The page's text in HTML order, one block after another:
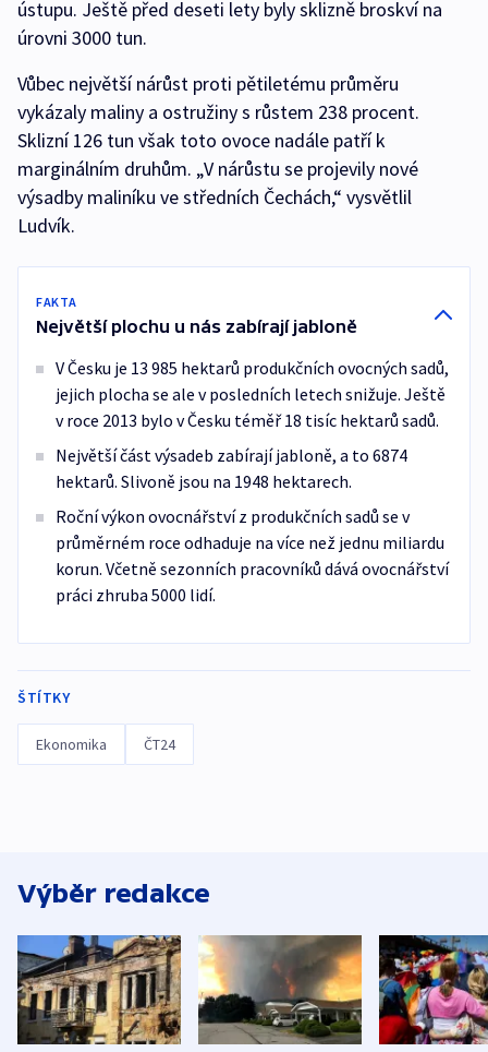
ústupu. Ještě před deseti lety byly sklizně broskví na
úrovni 3000 tun.
Vůbec největší nárůst proti pětiletému průměru
vykázaly maliny a ostružiny s růstem 238 procent.
Sklizní 126 tun však toto ovoce nadále patří k
marginálním druhům. „V nárůstu se projevily nové
výsadby maliníku ve středních Čechách,“ vysvětlil
Ludvík.
FAKTA
Největší plochu u nás zabírají jabloně
V Česku je 13 985 hektarů produkčních ovocných sadů,
jejich plocha se ale v posledních letech snižuje. Ještě
v roce 2013 bylo v Česku téměř 18 tisíc hektarů sadů.
Největší část výsadeb zabírají jabloně, a to 6874
hektarů. Slivoně jsou na 1948 hektarech.
Roční výkon ovocnářství z produkčních sadů se v
průměrném roce odhaduje na více než jednu miliardu
korun. Včetně sezonních pracovníků dává ovocnářství
práci zhruba 5000 lidí.
ŠTÍTKY
Ekonomika ČT24
Výběr redakce